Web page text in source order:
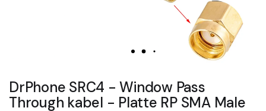
DrPhone SRC4 - Window Pass
Through kabel - Platte RP SMA Male